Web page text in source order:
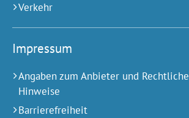
Verkehr
Impressum
Angaben zum Anbieter und Rechtliche
Hinweise
Barrierefreiheit